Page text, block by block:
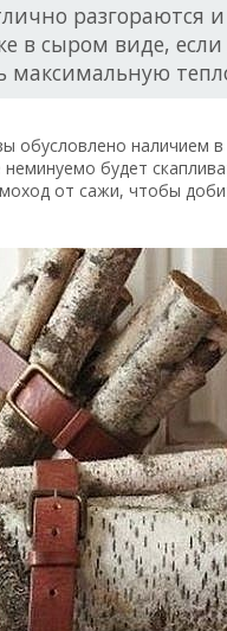
разгораются
в сыром виде,
максимальную
обусловлено наличием
будет
от сажи, чтобы